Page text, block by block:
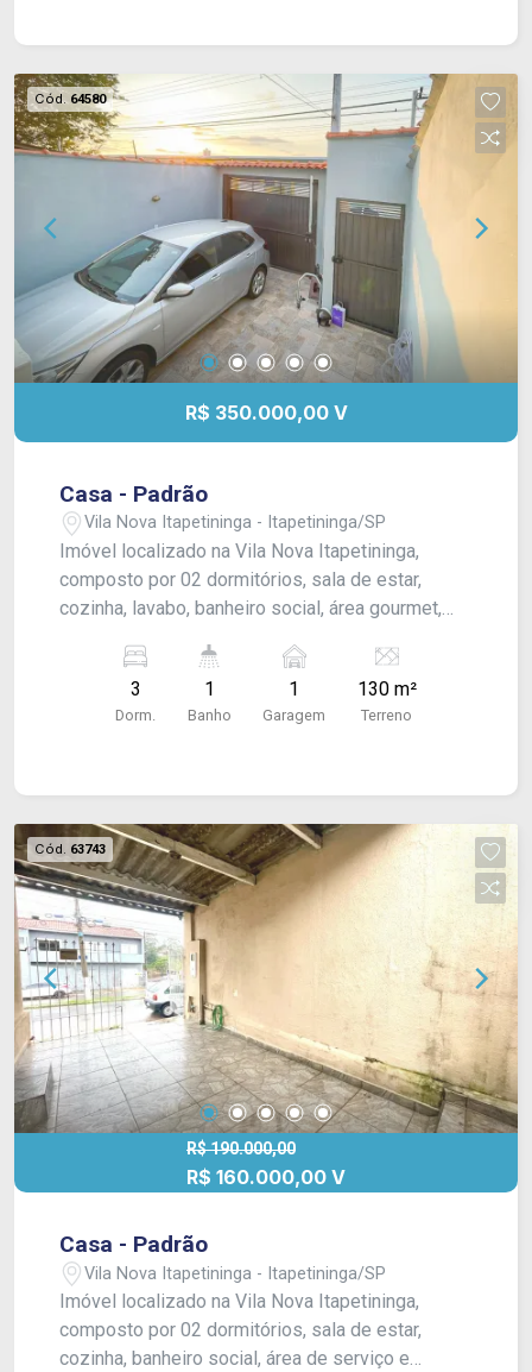
Cód. 64580
R$ 350.000,00 V
Casa - Padrão
Vila Nova Itapetininga - Itapetininga/SP
Imóvel localizado na Vila Nova Itapetininga,
composto por 02 dormitórios, sala de estar,
cozinha, lavabo, banheiro social, área gourmet,
3
Dorm.
1
Banho
1
Garagem
130 m²
Terreno
Cód. 63743
R$ 190.000,00
R$ 160.000,00 V
Casa - Padrão
Vila Nova Itapetininga - Itapetininga/SP
Imóvel localizado na Vila Nova Itapetininga,
composto por 02 dormitórios, sala de estar,
cozinha, banheiro social, área de serviço e